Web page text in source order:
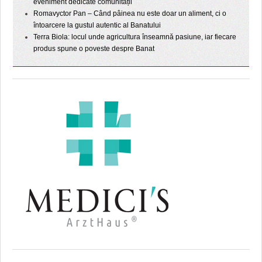
Romavyctor Pan – Când pâinea nu este doar un aliment, ci o
întoarcere la gustul autentic al Banatului
Terra Biola: locul unde agricultura înseamnă pasiune, iar fiecare
produs spune o poveste despre Banat